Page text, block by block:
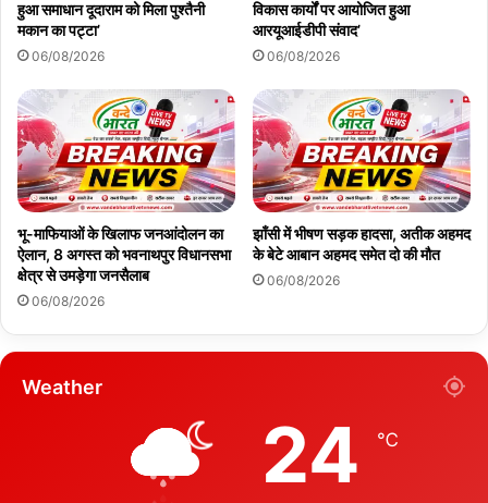
हुआ समाधान दूदाराम को मिला पुश्तैनी
मकान का पट्टा’
06/08/2026
विकास कार्यों पर आयोजित हुआ
आरयूआईडीपी संवाद’
06/08/2026
भू-माफियाओं के खिलाफ जनआंदोलन का
ऐलान, 8 अगस्त को भवनाथपुर विधानसभा
क्षेत्र से उमड़ेगा जनसैलाब
06/08/2026
झाँसी में भीषण सड़क हादसा, अतीक अहमद
के बेटे आबान अहमद समेत दो की मौत
06/08/2026
Weather
24 ℃